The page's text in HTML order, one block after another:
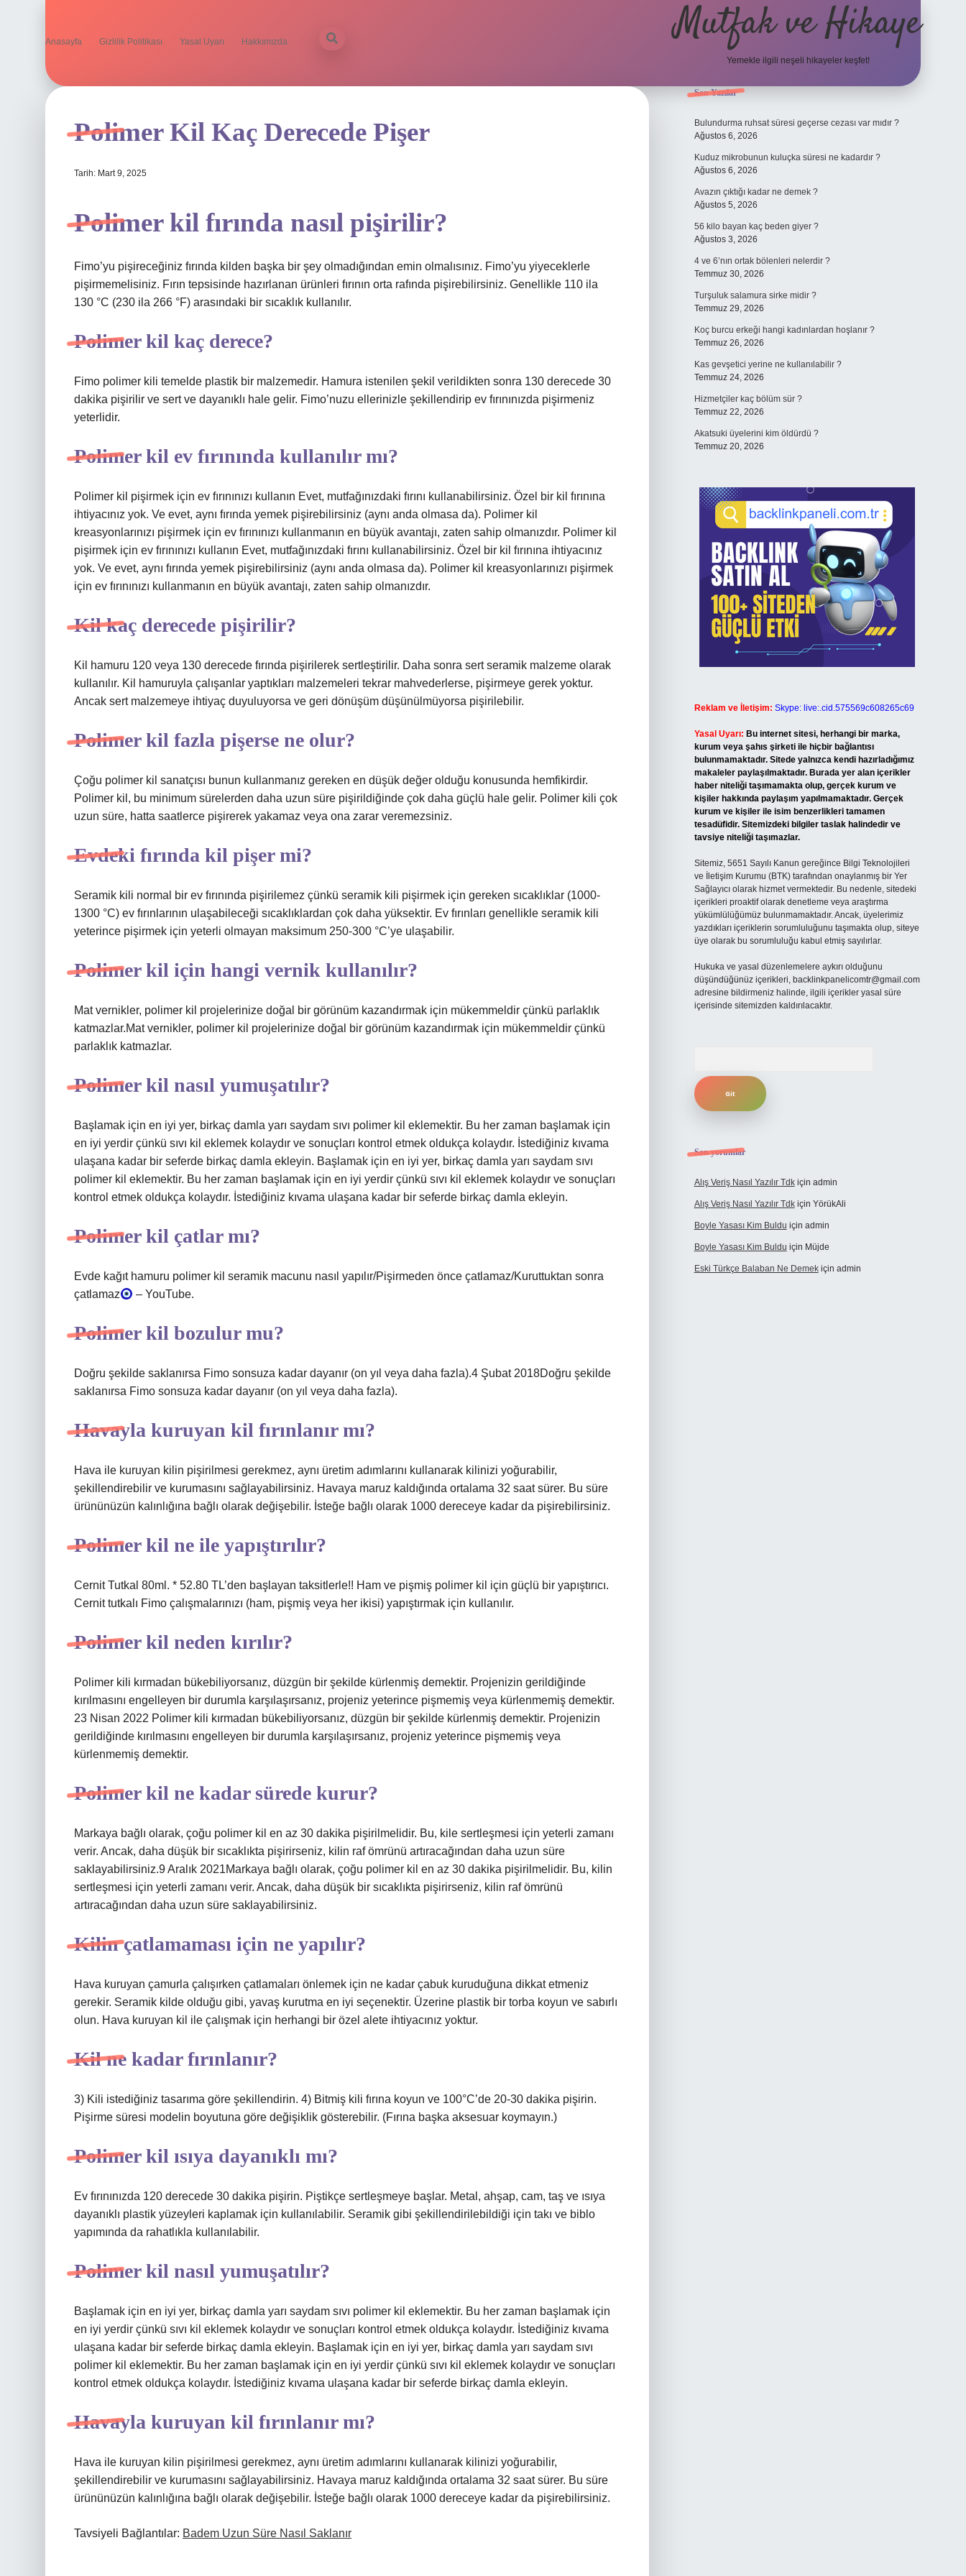
Anasayfa Gizlilik Politikası Yasal Uyarı Hakkımızda Mutfak ve Hikaye
Yemekle ilgili neşeli hikayeler keşfet!
Polimer Kil Kaç Derecede Pişer
Tarih: Mart 9, 2025
Polimer kil fırında nasıl pişirilir?
Fimo’yu pişireceğiniz fırında kilden başka bir şey olmadığından emin olmalısınız. Fimo’yu yiyeceklerle
pişirmemelisiniz. Fırın tepsisinde hazırlanan ürünleri fırının orta rafında pişirebilirsiniz. Genellikle 110 ila
130 °C (230 ila 266 °F) arasındaki bir sıcaklık kullanılır.
Polimer kil kaç derece?
Fimo polimer kili temelde plastik bir malzemedir. Hamura istenilen şekil verildikten sonra 130 derecede 30
dakika pişirilir ve sert ve dayanıklı hale gelir. Fimo’nuzu ellerinizle şekillendirip ev fırınınızda pişirmeniz
yeterlidir.
Polimer kil ev fırınında kullanılır mı?
Polimer kil pişirmek için ev fırınınızı kullanın Evet, mutfağınızdaki fırını kullanabilirsiniz. Özel bir kil fırınına
ihtiyacınız yok. Ve evet, aynı fırında yemek pişirebilirsiniz (aynı anda olmasa da). Polimer kil
kreasyonlarınızı pişirmek için ev fırınınızı kullanmanın en büyük avantajı, zaten sahip olmanızdır. Polimer kil
pişirmek için ev fırınınızı kullanın Evet, mutfağınızdaki fırını kullanabilirsiniz. Özel bir kil fırınına ihtiyacınız
yok. Ve evet, aynı fırında yemek pişirebilirsiniz (aynı anda olmasa da). Polimer kil kreasyonlarınızı pişirmek
için ev fırınınızı kullanmanın en büyük avantajı, zaten sahip olmanızdır.
Kil kaç derecede pişirilir?
Kil hamuru 120 veya 130 derecede fırında pişirilerek sertleştirilir. Daha sonra sert seramik malzeme olarak
kullanılır. Kil hamuruyla çalışanlar yaptıkları malzemeleri tekrar mahvederlerse, pişirmeye gerek yoktur.
Ancak sert malzemeye ihtiyaç duyuluyorsa ve geri dönüşüm düşünülmüyorsa pişirilebilir.
Polimer kil fazla pişerse ne olur?
Çoğu polimer kil sanatçısı bunun kullanmanız gereken en düşük değer olduğu konusunda hemfikirdir.
Polimer kil, bu minimum sürelerden daha uzun süre pişirildiğinde çok daha güçlü hale gelir. Polimer kili çok
uzun süre, hatta saatlerce pişirerek yakamaz veya ona zarar veremezsiniz.
Evdeki fırında kil pişer mi?
Seramik kili normal bir ev fırınında pişirilemez çünkü seramik kili pişirmek için gereken sıcaklıklar (1000-
1300 °C) ev fırınlarının ulaşabileceği sıcaklıklardan çok daha yüksektir. Ev fırınları genellikle seramik kili
yeterince pişirmek için yeterli olmayan maksimum 250-300 °C’ye ulaşabilir.
Polimer kil için hangi vernik kullanılır?
Mat vernikler, polimer kil projelerinize doğal bir görünüm kazandırmak için mükemmeldir çünkü parlaklık
katmazlar.Mat vernikler, polimer kil projelerinize doğal bir görünüm kazandırmak için mükemmeldir çünkü
parlaklık katmazlar.
Polimer kil nasıl yumuşatılır?
Başlamak için en iyi yer, birkaç damla yarı saydam sıvı polimer kil eklemektir. Bu her zaman başlamak için
en iyi yerdir çünkü sıvı kil eklemek kolaydır ve sonuçları kontrol etmek oldukça kolaydır. İstediğiniz kıvama
ulaşana kadar bir seferde birkaç damla ekleyin. Başlamak için en iyi yer, birkaç damla yarı saydam sıvı
polimer kil eklemektir. Bu her zaman başlamak için en iyi yerdir çünkü sıvı kil eklemek kolaydır ve sonuçları
kontrol etmek oldukça kolaydır. İstediğiniz kıvama ulaşana kadar bir seferde birkaç damla ekleyin.
Polimer kil çatlar mı?
Evde kağıt hamuru polimer kil seramik macunu nasıl yapılır/Pişirmeden önce çatlamaz/Kuruttuktan sonra
çatlamaz
– YouTube.
Polimer kil bozulur mu?
Doğru şekilde saklanırsa Fimo sonsuza kadar dayanır (on yıl veya daha fazla).4 Şubat 2018Doğru şekilde
saklanırsa Fimo sonsuza kadar dayanır (on yıl veya daha fazla).
Havayla kuruyan kil fırınlanır mı?
Hava ile kuruyan kilin pişirilmesi gerekmez, aynı üretim adımlarını kullanarak kilinizi yoğurabilir,
şekillendirebilir ve kurumasını sağlayabilirsiniz. Havaya maruz kaldığında ortalama 32 saat sürer. Bu süre
ürününüzün kalınlığına bağlı olarak değişebilir. İsteğe bağlı olarak 1000 dereceye kadar da pişirebilirsiniz.
Polimer kil ne ile yapıştırılır?
Cernit Tutkal 80ml. * 52.80 TL’den başlayan taksitlerle!! Ham ve pişmiş polimer kil için güçlü bir yapıştırıcı.
Cernit tutkalı Fimo çalışmalarınızı (ham, pişmiş veya her ikisi) yapıştırmak için kullanılır.
Polimer kil neden kırılır?
Polimer kili kırmadan bükebiliyorsanız, düzgün bir şekilde kürlenmiş demektir. Projenizin gerildiğinde
kırılmasını engelleyen bir durumla karşılaşırsanız, projeniz yeterince pişmemiş veya kürlenmemiş demektir.
23 Nisan 2022 Polimer kili kırmadan bükebiliyorsanız, düzgün bir şekilde kürlenmiş demektir. Projenizin
gerildiğinde kırılmasını engelleyen bir durumla karşılaşırsanız, projeniz yeterince pişmemiş veya
kürlenmemiş demektir.
Polimer kil ne kadar sürede kurur?
Markaya bağlı olarak, çoğu polimer kil en az 30 dakika pişirilmelidir. Bu, kile sertleşmesi için yeterli zamanı
verir. Ancak, daha düşük bir sıcaklıkta pişirirseniz, kilin raf ömrünü artıracağından daha uzun süre
saklayabilirsiniz.9 Aralık 2021Markaya bağlı olarak, çoğu polimer kil en az 30 dakika pişirilmelidir. Bu, kilin
sertleşmesi için yeterli zamanı verir. Ancak, daha düşük bir sıcaklıkta pişirirseniz, kilin raf ömrünü
artıracağından daha uzun süre saklayabilirsiniz.
Kilin çatlamaması için ne yapılır?
Hava kuruyan çamurla çalışırken çatlamaları önlemek için ne kadar çabuk kuruduğuna dikkat etmeniz
gerekir. Seramik kilde olduğu gibi, yavaş kurutma en iyi seçenektir. Üzerine plastik bir torba koyun ve sabırlı
olun. Hava kuruyan kil ile çalışmak için herhangi bir özel alete ihtiyacınız yoktur.
Kil ne kadar fırınlanır?
3) Kili istediğiniz tasarıma göre şekillendirin. 4) Bitmiş kili fırına koyun ve 100°C’de 20-30 dakika pişirin.
Pişirme süresi modelin boyutuna göre değişiklik gösterebilir. (Fırına başka aksesuar koymayın.)
Polimer kil ısıya dayanıklı mı?
Ev fırınınızda 120 derecede 30 dakika pişirin. Piştikçe sertleşmeye başlar. Metal, ahşap, cam, taş ve ısıya
dayanıklı plastik yüzeyleri kaplamak için kullanılabilir. Seramik gibi şekillendirilebildiği için takı ve biblo
yapımında da rahatlıkla kullanılabilir.
Polimer kil nasıl yumuşatılır?
Başlamak için en iyi yer, birkaç damla yarı saydam sıvı polimer kil eklemektir. Bu her zaman başlamak için
en iyi yerdir çünkü sıvı kil eklemek kolaydır ve sonuçları kontrol etmek oldukça kolaydır. İstediğiniz kıvama
ulaşana kadar bir seferde birkaç damla ekleyin. Başlamak için en iyi yer, birkaç damla yarı saydam sıvı
polimer kil eklemektir. Bu her zaman başlamak için en iyi yerdir çünkü sıvı kil eklemek kolaydır ve sonuçları
kontrol etmek oldukça kolaydır. İstediğiniz kıvama ulaşana kadar bir seferde birkaç damla ekleyin.
Havayla kuruyan kil fırınlanır mı?
Hava ile kuruyan kilin pişirilmesi gerekmez, aynı üretim adımlarını kullanarak kilinizi yoğurabilir,
şekillendirebilir ve kurumasını sağlayabilirsiniz. Havaya maruz kaldığında ortalama 32 saat sürer. Bu süre
ürününüzün kalınlığına bağlı olarak değişebilir. İsteğe bağlı olarak 1000 dereceye kadar da pişirebilirsiniz.
Tavsiyeli Bağlantılar: Badem Uzun Süre Nasıl Saklanır
Sidebar
Son Yazılar
Bulundurma ruhsat süresi geçerse cezası var mıdır ?
Ağustos 6, 2026
Kuduz mikrobunun kuluçka süresi ne kadardır ?
Ağustos 6, 2026
Avazın çıktığı kadar ne demek ?
Ağustos 5, 2026
56 kilo bayan kaç beden giyer ?
Ağustos 3, 2026
4 ve 6’nın ortak bölenleri nelerdir ?
Temmuz 30, 2026
Turşuluk salamura sirke midir ?
Temmuz 29, 2026
Koç burcu erkeği hangi kadınlardan hoşlanır ?
Temmuz 26, 2026
Kas gevşetici yerine ne kullanılabilir ?
Temmuz 24, 2026
Hizmetçiler kaç bölüm sür ?
Temmuz 22, 2026
Akatsuki üyelerini kim öldürdü ?
Temmuz 20, 2026
Reklam ve İletişim: Skype: live:.cid.575569c608265c69
Yasal Uyarı: Bu internet sitesi, herhangi bir marka,
kurum veya şahıs şirketi ile hiçbir bağlantısı
bulunmamaktadır. Sitede yalnızca kendi hazırladığımız
makaleler paylaşılmaktadır. Burada yer alan içerikler
haber niteliği taşımamakta olup, gerçek kurum ve
kişiler hakkında paylaşım yapılmamaktadır. Gerçek
kurum ve kişiler ile isim benzerlikleri tamamen
tesadüfidir. Sitemizdeki bilgiler taslak halindedir ve
tavsiye niteliği taşımazlar.
Sitemiz, 5651 Sayılı Kanun gereğince Bilgi Teknolojileri
ve İletişim Kurumu (BTK) tarafından onaylanmış bir Yer
Sağlayıcı olarak hizmet vermektedir. Bu nedenle, sitedeki
içerikleri proaktif olarak denetleme veya araştırma
yükümlülüğümüz bulunmamaktadır. Ancak, üyelerimiz
yazdıkları içeriklerin sorumluluğunu taşımakta olup, siteye
üye olarak bu sorumluluğu kabul etmiş sayılırlar.
Hukuka ve yasal düzenlemelere aykırı olduğunu
düşündüğünüz içerikleri, backlinkpanelicomtr@gmail.com
adresine bildirmeniz halinde, ilgili içerikler yasal süre
içerisinde sitemizden kaldırılacaktır.
Son yorumlar
Alış Veriş Nasıl Yazılır Tdkiçin admin
Alış Veriş Nasıl Yazılır Tdkiçin YörükAli
Boyle Yasası Kim Buldu için admin
Boyle Yasası Kim Buldu için Müjde
Eski Türkçe Balaban Ne Demekiçin admin